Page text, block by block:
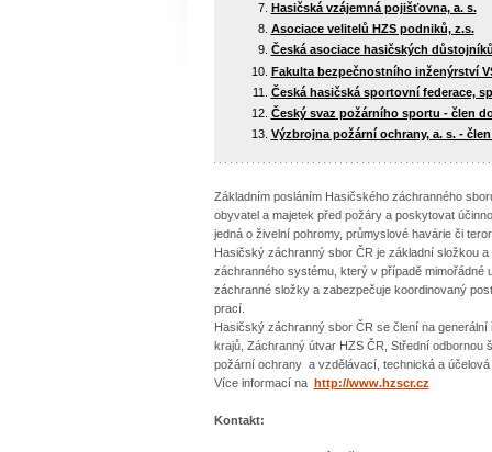
Hasičská vzájemná pojišťovna, a. s.
Asociace velitelů HZS podniků, z.s.
Česká asociace hasičských
Fakulta bezpečnostního inženýrství
Česká hasičská sportovní federace,
Český svaz požárního sportu - člen do
Výzbrojna požární ochrany, a. s. - člen
Základním posláním Hasičského záchranného
obyvatel a majetek před požáry a poskytovat
jedná o živelní pohromy, průmyslové havárie či
Hasičský záchranný sbor ČR je základní složkou
záchranného systému, který v případě mimořádné
záchranné složky a zabezpečuje koordinovaný
prací.
Hasičský záchranný sbor ČR se člení na
krajů, Záchranný útvar HZS ČR, Střední
požární ochrany a vzdělávací, technická a účelová
Více informací na
http://www.hzscr.cz
Kontakt: